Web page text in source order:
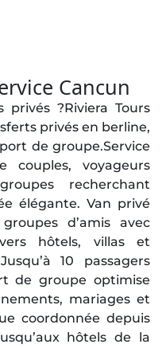
Cancun
privés ?Riviera Tours
privés en berline,
de groupe.Service
couples, voyageurs
recherchant
élégante. Van privé
d’amis avec
hôtels, villas et
10 passagers
de groupe optimise
mariages et
coordonnée depuis
hôtels de la